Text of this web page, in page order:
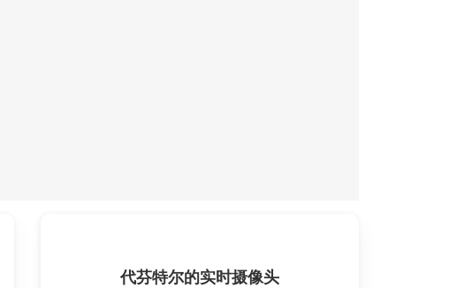
代芬特尔的实时摄像头